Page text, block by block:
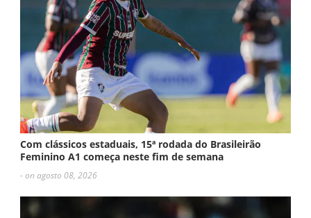
Com clássicos estaduais, 15ª rodada do Brasileirão
Feminino A1 começa neste fim de semana
- on agosto 08, 2026